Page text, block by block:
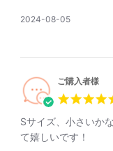
公
2024-08-05
ご購入者様
Sサイズ、小さいか
て嬉しいです！